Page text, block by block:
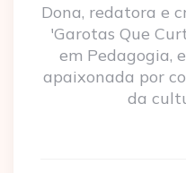
Dona, redatora e
'Garotas Que
em Pedagogia,
apaixonada por
da